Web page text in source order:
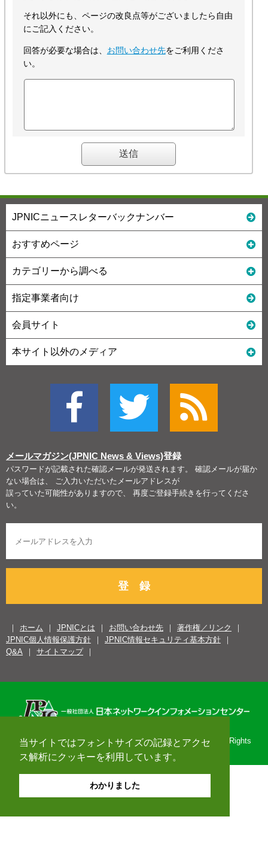
当サイトではフォントサイズの記録とアクセ
ス解析にクッキーを利用しています。
わかりました
それ以外にも、ページの改良点等がございましたら自由
にご記入ください。
回答が必要な場合は、 お問い合わせ先をご利用くださ
い。
JPNICニュースレターバックナンバー
おすすめページ
カテゴリーから調べる
指定事業者向け
会員サイト
本サイト以外のメディア
メールマガジン(JPNIC News & Views)登録
パスワードが記載された確認メールが発送されます。 確認メールが届か
ない場合は、 ご入力いただいたメールアドレスが
誤っていた可能性がありますので、 再度ご登録手続きを行ってくださ
い。
登 録
ホーム JPNICとは お問い合わせ先
著作権／リンク
JPNIC個人情報保護方針
JPNIC情報セキュリティ基本方針
Q&A
サイトマップ
Copyright© 1996-2026 Japan Network Information Center. All Rights
Reserved.